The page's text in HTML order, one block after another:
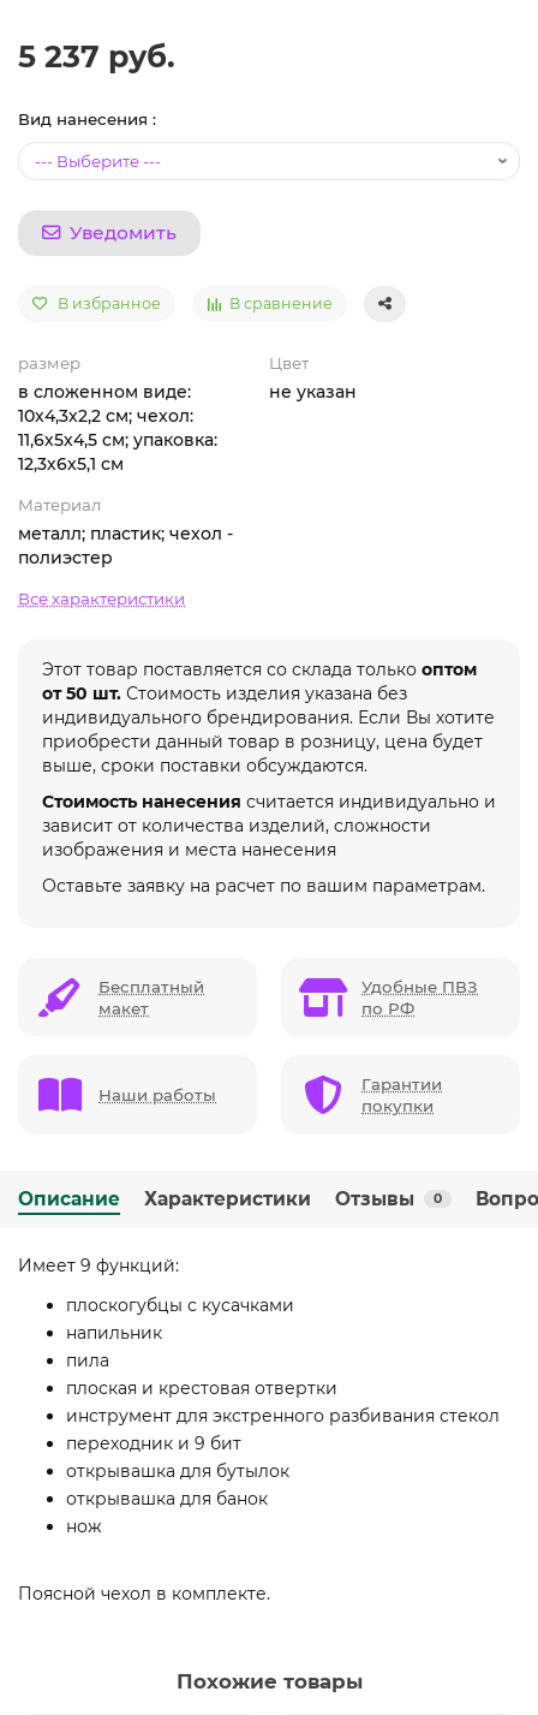
5 237 руб.
Вид нанесения :
Уведомить
В избранное В сравнение
размер
в сложенном виде:
10х4,3х2,2 см; чехол:
11,6х5х4,5 см; упаковка:
12,3х6х5,1 см
Цвет
не указан
Материал
металл; пластик; чехол -
полиэстер
Все характеристики
Этот товар поставляется со склада только оптом
от 50 шт. Стоимость изделия указана без
индивидуального брендирования. Если Вы хотите
приобрести данный товар в розницу, цена будет
выше, сроки поставки обсуждаются.
Стоимость нанесения считается индивидуально и
зависит от количества изделий, сложности
изображения и места нанесения
Оставьте заявку на расчет по вашим параметрам.
Бесплатный
макет
Удобные ПВЗ
по РФ
Наши работы
Гарантии
покупки
Описание Характеристики Отзывы 0
Имеет 9 функций:
плоскогубцы с кусачками
напильник
пила
плоская и крестовая отвертки
инструмент для экстренного разбивания стекол
переходник и 9 бит
открывашка для бутылок
открывашка для банок
нож
Поясной чехол в комплекте.
Похожие товары